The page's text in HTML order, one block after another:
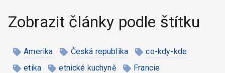
Zobrazit články podle štítku
Amerika Česká republika
co-kdy-kde
etika
etnické kuchyně
Francie